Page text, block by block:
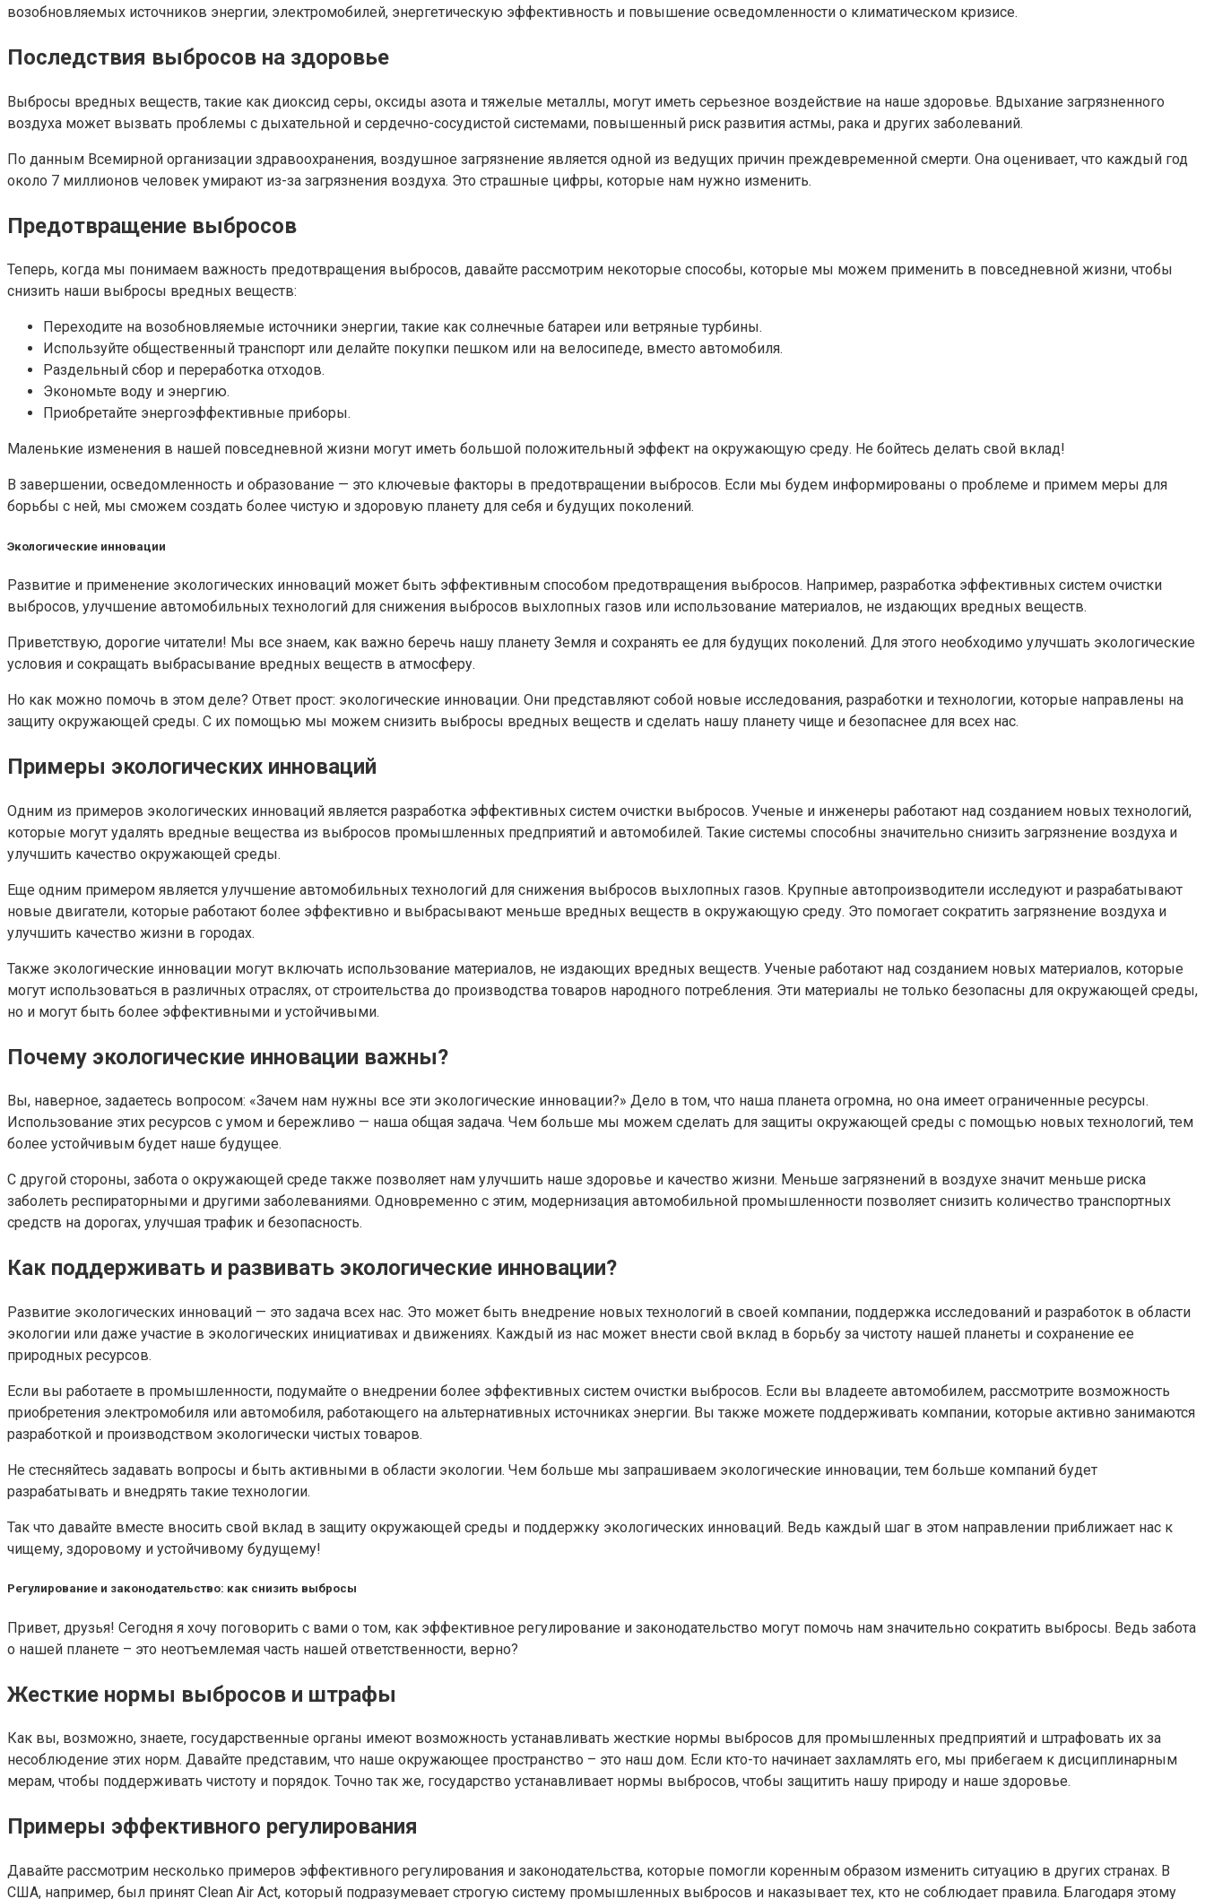
возобновляемых источников энергии, электромобилей, энергетическую эффективность и повышение осведомленности о климатическом кризисе.
Последствия выбросов на здоровье
Выбросы вредных веществ, такие как диоксид серы, оксиды азота и тяжелые металлы, могут иметь серьезное воздействие на наше здоровье. Вдыхание загрязненного
воздуха может вызвать проблемы с дыхательной и сердечно-сосудистой системами, повышенный риск развития астмы, рака и других заболеваний.
По данным Всемирной организации здравоохранения, воздушное загрязнение является одной из ведущих причин преждевременной смерти. Она оценивает, что каждый год
около 7 миллионов человек умирают из-за загрязнения воздуха. Это страшные цифры, которые нам нужно изменить.
Предотвращение выбросов
Теперь, когда мы понимаем важность предотвращения выбросов, давайте рассмотрим некоторые способы, которые мы можем применить в повседневной жизни, чтобы
снизить наши выбросы вредных веществ:
Переходите на возобновляемые источники энергии, такие как солнечные батареи или ветряные турбины.
Используйте общественный транспорт или делайте покупки пешком или на велосипеде, вместо автомобиля.
Раздельный сбор и переработка отходов.
Экономьте воду и энергию.
Приобретайте энергоэффективные приборы.
Маленькие изменения в нашей повседневной жизни могут иметь большой положительный эффект на окружающую среду. Не бойтесь делать свой вклад!
В завершении, осведомленность и образование — это ключевые факторы в предотвращении выбросов. Если мы будем информированы о проблеме и примем меры для
борьбы с ней, мы сможем создать более чистую и здоровую планету для себя и будущих поколений.
Экологические инновации
Развитие и применение экологических инноваций может быть эффективным способом предотвращения выбросов. Например, разработка эффективных систем очистки
выбросов, улучшение автомобильных технологий для снижения выбросов выхлопных газов или использование материалов, не издающих вредных веществ.
Приветствую, дорогие читатели! Мы все знаем, как важно беречь нашу планету Земля и сохранять ее для будущих поколений. Для этого необходимо улучшать экологические
условия и сокращать выбрасывание вредных веществ в атмосферу.
Но как можно помочь в этом деле? Ответ прост: экологические инновации. Они представляют собой новые исследования, разработки и технологии, которые направлены на
защиту окружающей среды. С их помощью мы можем снизить выбросы вредных веществ и сделать нашу планету чище и безопаснее для всех нас.
Примеры экологических инноваций
Одним из примеров экологических инноваций является разработка эффективных систем очистки выбросов. Ученые и инженеры работают над созданием новых технологий,
которые могут удалять вредные вещества из выбросов промышленных предприятий и автомобилей. Такие системы способны значительно снизить загрязнение воздуха и
улучшить качество окружающей среды.
Еще одним примером является улучшение автомобильных технологий для снижения выбросов выхлопных газов. Крупные автопроизводители исследуют и разрабатывают
новые двигатели, которые работают более эффективно и выбрасывают меньше вредных веществ в окружающую среду. Это помогает сократить загрязнение воздуха и
улучшить качество жизни в городах.
Также экологические инновации могут включать использование материалов, не издающих вредных веществ. Ученые работают над созданием новых материалов, которые
могут использоваться в различных отраслях, от строительства до производства товаров народного потребления. Эти материалы не только безопасны для окружающей среды,
но и могут быть более эффективными и устойчивыми.
Почему экологические инновации важны?
Вы, наверное, задаетесь вопросом: «Зачем нам нужны все эти экологические инновации?» Дело в том, что наша планета огромна, но она имеет ограниченные ресурсы.
Использование этих ресурсов с умом и бережливо — наша общая задача. Чем больше мы можем сделать для защиты окружающей среды с помощью новых технологий, тем
более устойчивым будет наше будущее.
С другой стороны, забота о окружающей среде также позволяет нам улучшить наше здоровье и качество жизни. Меньше загрязнений в воздухе значит меньше риска
заболеть респираторными и другими заболеваниями. Одновременно с этим, модернизация автомобильной промышленности позволяет снизить количество транспортных
средств на дорогах, улучшая трафик и безопасность.
Как поддерживать и развивать экологические инновации?
Развитие экологических инноваций — это задача всех нас. Это может быть внедрение новых технологий в своей компании, поддержка исследований и разработок в области
экологии или даже участие в экологических инициативах и движениях. Каждый из нас может внести свой вклад в борьбу за чистоту нашей планеты и сохранение ее
природных ресурсов.
Если вы работаете в промышленности, подумайте о внедрении более эффективных систем очистки выбросов. Если вы владеете автомобилем, рассмотрите возможность
приобретения электромобиля или автомобиля, работающего на альтернативных источниках энергии. Вы также можете поддерживать компании, которые активно занимаются
разработкой и производством экологически чистых товаров.
Не стесняйтесь задавать вопросы и быть активными в области экологии. Чем больше мы запрашиваем экологические инновации, тем больше компаний будет
разрабатывать и внедрять такие технологии.
Так что давайте вместе вносить свой вклад в защиту окружающей среды и поддержку экологических инноваций. Ведь каждый шаг в этом направлении приближает нас к
чищему, здоровому и устойчивому будущему!
Регулирование и законодательство: как снизить выбросы
Привет, друзья! Сегодня я хочу поговорить с вами о том, как эффективное регулирование и законодательство могут помочь нам значительно сократить выбросы. Ведь забота
о нашей планете – это неотъемлемая часть нашей ответственности, верно?
Жесткие нормы выбросов и штрафы
Как вы, возможно, знаете, государственные органы имеют возможность устанавливать жесткие нормы выбросов для промышленных предприятий и штрафовать их за
несоблюдение этих норм. Давайте представим, что наше окружающее пространство – это наш дом. Если кто-то начинает захламлять его, мы прибегаем к дисциплинарным
мерам, чтобы поддерживать чистоту и порядок. Точно так же, государство устанавливает нормы выбросов, чтобы защитить нашу природу и наше здоровье.
Примеры эффективного регулирования
Давайте рассмотрим несколько примеров эффективного регулирования и законодательства, которые помогли коренным образом изменить ситуацию в других странах. В
США, например, был принят Clean Air Act, который подразумевает строгую систему промышленных выбросов и наказывает тех, кто не соблюдает правила. Благодаря этому